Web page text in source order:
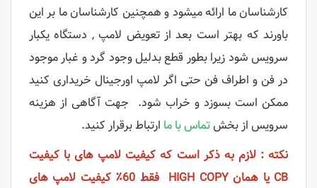
کارشناسان ما ارائه میشود و همچنین کارشناسان ما بر این
باورند که بهتر است بعد از تعویض لامپ , دستگاه یکبار
سرویس شود زیرا بطور قطع بدلیل وجود گرد و غبار موجود
در فن و اطراف فن حتی اگر لامپ اورجینال خریداری کنید
ممکن است بسوزد و خراب شود. جهت آگاهی از هزینه
سرویس از بخشتماس با ما ارتباط برقرار کنید.
نکته : لازم به ذکر است که کیفیت لامپ های با کیفیت
CB یا همان HIGH COPY فقط 60٪ کیفیت لامپ های